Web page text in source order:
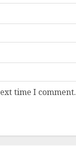
time I comment.